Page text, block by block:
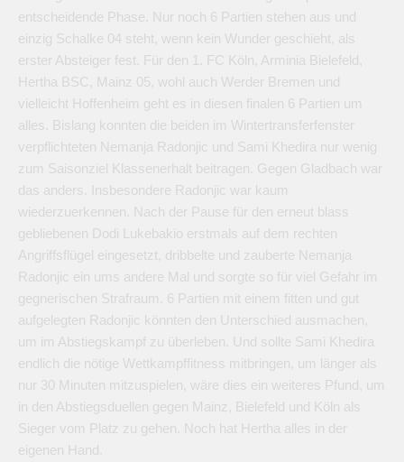
entscheidende Phase. Nur noch 6 Partien stehen aus und
einzig Schalke 04 steht, wenn kein Wunder geschieht, als
erster Absteiger fest. Für den 1. FC Köln, Arminia Bielefeld,
Hertha BSC, Mainz 05, wohl auch Werder Bremen und
vielleicht Hoffenheim geht es in diesen finalen 6 Partien um
alles. Bislang konnten die beiden im Wintertransferfenster
verpflichteten Nemanja Radonjic und Sami Khedira nur wenig
zum Saisonziel Klassenerhalt beitragen. Gegen Gladbach war
das anders. Insbesondere Radonjic war kaum
wiederzuerkennen. Nach der Pause für den erneut blass
gebliebenen Dodi Lukebakio erstmals auf dem rechten
Angriffsflügel eingesetzt, dribbelte und zauberte Nemanja
Radonjic ein ums andere Mal und sorgte so für viel Gefahr im
gegnerischen Strafraum. 6 Partien mit einem fitten und gut
aufgelegten Radonjic könnten den Unterschied ausmachen,
um im Abstiegskampf zu überleben. Und sollte Sami Khedira
endlich die nötige Wettkampffitness mitbringen, um länger als
nur 30 Minuten mitzuspielen, wäre dies ein weiteres Pfund, um
in den Abstiegsduellen gegen Mainz, Bielefeld und Köln als
Sieger vom Platz zu gehen. Noch hat Hertha alles in der
eigenen Hand.